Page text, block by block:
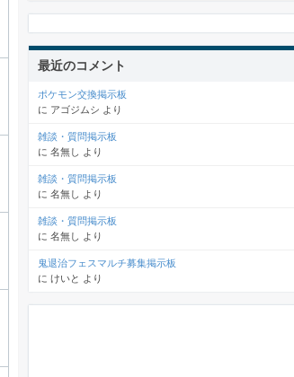
最近のコメント
ポケモン交換掲示板
に アゴジムシ より
雑談・質問掲示板
に 名無し より
雑談・質問掲示板
に 名無し より
雑談・質問掲示板
に 名無し より
鬼退治フェスマルチ募集掲示板
に けいと より